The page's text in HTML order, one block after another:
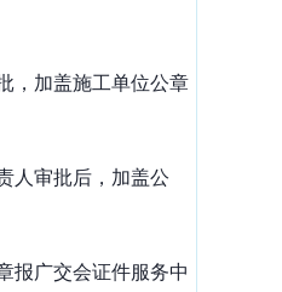
，加盖施工单位公章
人审批后，加盖公
报广交会证件服务中